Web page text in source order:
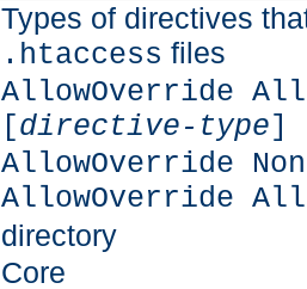
Types of directives
.htaccess files
AllowOverride
[directive-type]
AllowOverride
AllowOverride
directory
Core